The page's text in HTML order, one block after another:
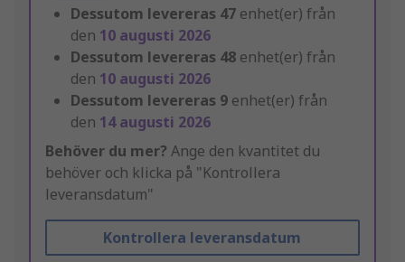
Dessutom levereras 47 enhet(er) från
den 10 augusti 2026
Dessutom levereras 48 enhet(er) från
den 10 augusti 2026
Dessutom levereras 9 enhet(er) från
den 14 augusti 2026
Behöver du mer? Ange den kvantitet du
behöver och klicka på "Kontrollera
leveransdatum"
Kontrollera leveransdatum